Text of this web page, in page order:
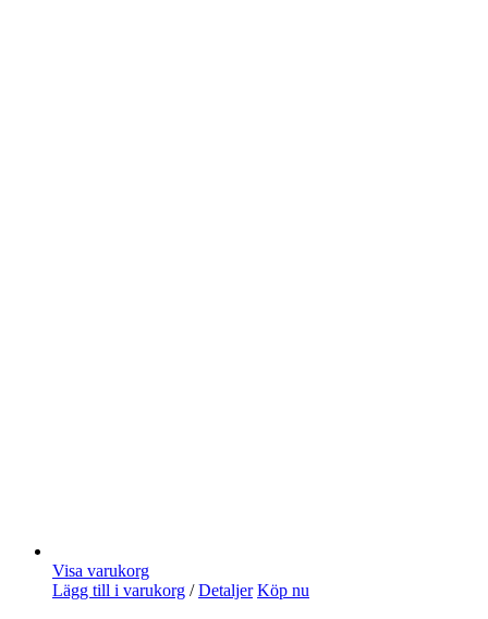
Visa varukorg
Lägg till i varukorg / Detaljer Köp nu